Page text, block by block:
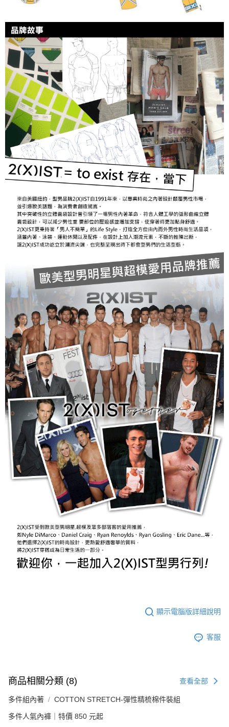
顯示電腦版詳細說明
客服
商品相關分類 (8) 查看全部
多件組內著 COTTON STRETCH-彈性精梳棉件裝組
多件人氣內褲｜特價 850 元起